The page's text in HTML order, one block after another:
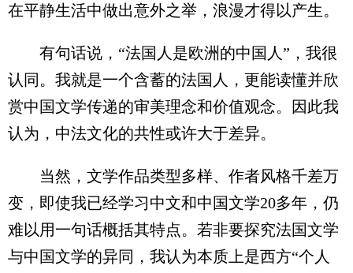
在平静生活中做出意外之举，浪漫才得以产生。
有句话说，“法国人是欧洲的中国人”，我很
认同。我就是一个含蓄的法国人，更能读懂并欣
赏中国文学传递的审美理念和价值观念。因此我
认为，中法文化的共性或许大于差异。
当然，文学作品类型多样、作者风格千差万
变，即使我已经学习中文和中国文学20多年，仍
难以用一句话概括其特点。若非要探究法国文学
与中国文学的异同，我认为本质上是西方“个人